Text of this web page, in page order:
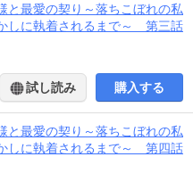
と最愛の契り～落ちこぼれの私
しに執着されるまで～ 第三話
試し読み 購入する
と最愛の契り～落ちこぼれの私
しに執着されるまで～ 第四話